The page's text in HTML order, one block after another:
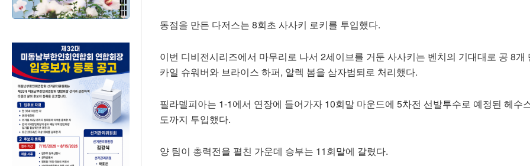
동점을 만든 다저스는 8회초 사사키 로키를 투입했다.
이번 디비전시리즈에서 마무리로 나서 2세이브를 거둔 사사키는 벤치의 기대대로 공 8개
카일 슈워버와 브라이스 하퍼, 알렉 봄을 삼자범퇴로 처리했다.
필라델피아는 1-1에서 연장에 들어가자 10회말 마운드에 5차전 선발투수로 예정된 헤수
도까지 투입했다.
양 팀이 총력전을 펼친 가운데 승부는 11회말에 갈렸다.